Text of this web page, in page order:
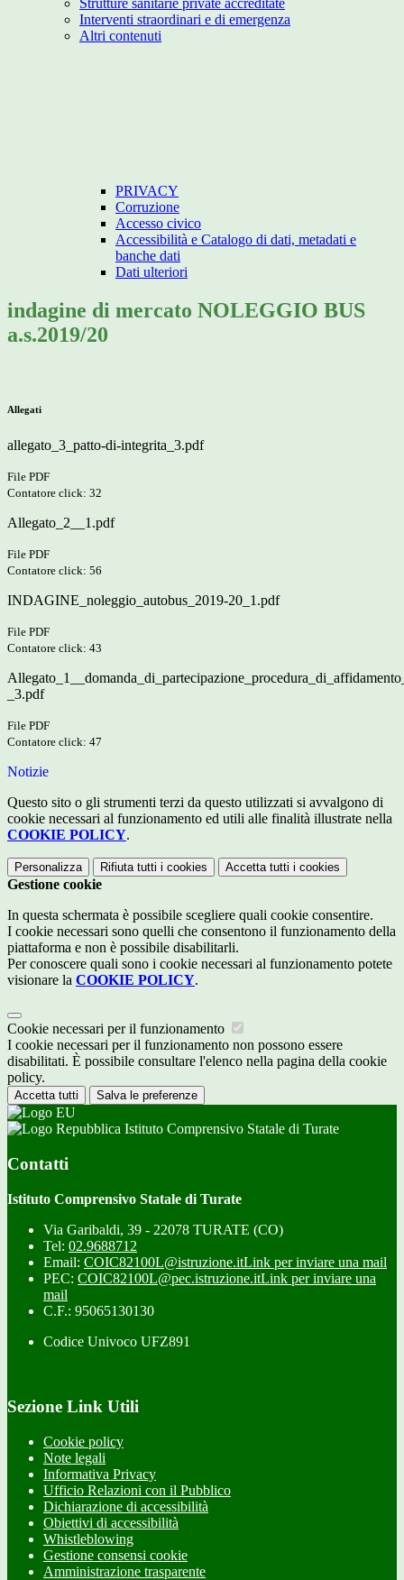
Strutture sanitarie private accreditate
Interventi straordinari e di emergenza
Altri contenuti
PRIVACY
Corruzione
Accesso civico
Accessibilità e Catalogo di dati, metadati e
banche dati
Dati ulteriori
indagine di mercato NOLEGGIO BUS
a.s.2019/20
Allegati
allegato_3_patto-di-integrita_3.pdf
File PDF
Contatore click: 32
Allegato_2__1.pdf
File PDF
Contatore click: 56
INDAGINE_noleggio_autobus_2019-20_1.pdf
File PDF
Contatore click: 43
_3.pdf
File PDF
Contatore click: 47
Notizie
Questo sito o gli strumenti terzi da questo utilizzati si avvalgono di
cookie necessari al funzionamento ed utili alle finalità illustrate nella
COOKIE POLICY.
Personalizza Rifiuta tutti i cookies Accetta tutti i cookies
Gestione cookie
In questa schermata è possibile scegliere quali cookie consentire.
I cookie necessari sono quelli che consentono il funzionamento della
piattaforma e non è possibile disabilitarli.
Per conoscere quali sono i cookie necessari al funzionamento potete
visionare la COOKIE POLICY.
Cookie necessari per il funzionamento
I cookie necessari per il funzionamento non possono essere
disabilitati. È possibile consultare l'elenco nella pagina della cookie
policy.
Accetta tutti Salva le preferenze
Istituto Comprensivo Statale di Turate
Contatti
Istituto Comprensivo Statale di Turate
Via Garibaldi, 39 - 22078 TURATE (CO)
Tel: 02.9688712
Email: COIC82100L@istruzione.itLink per inviare una mail
PEC: COIC82100L@pec.istruzione.itLink per inviare una
mail
C.F.: 95065130130
Codice Univoco UFZ891
Sezione Link Utili
Cookie policy
Note legali
Informativa Privacy
Ufficio Relazioni con il Pubblico
Dichiarazione di accessibilità
Obiettivi di accessibilità
Whistleblowing
Gestione consensi cookie
Amministrazione trasparente